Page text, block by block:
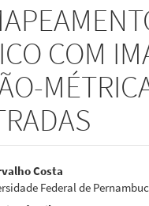
COM
Costa
Federal de